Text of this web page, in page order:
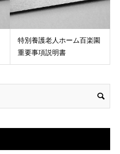
特別養護老人ホーム百楽園
重要事項説明書